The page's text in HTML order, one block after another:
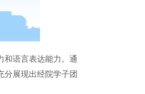
和语言表达能力。通
分展现出经院学子团